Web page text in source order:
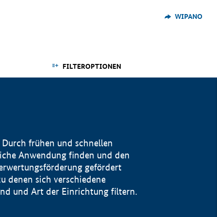
WIPANO
FILTEROPTIONEN
frühen und schnellen
Anwendung finden und den
gefördert
denen sich verschiedene
und Art der Einrichtung filtern.